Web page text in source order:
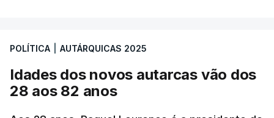
válidos pelo apuramento geral".
As explicações pela voz de Sofia Lisboa, da CDU,
POLÍTICA AUTÁRQUICAS 2025
Idades dos novos autarcas vão dos
28 aos 82 anos